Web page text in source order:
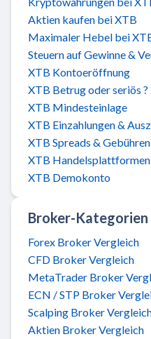
Aktien kaufen bei XTB
Maximaler Hebel bei
Steuern auf Gewinne &
XTB Kontoeröffnung
XTB Betrug oder seriös ?
XTB Mindesteinlage
XTB Einzahlungen &
XTB Spreads & Gebühren
XTB Handelsplattformen
XTB Demokonto
Broker-Kategorien
Forex Broker Vergleich
CFD Broker Vergleich
MetaTrader Broker
ECN / STP Broker
Scalping Broker
Aktien Broker Vergleich